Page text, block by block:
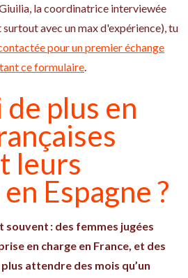
la coordinatrice interviewée
avec un max d'expérience), tu
pour un premier échange
ce formulaire
plus en
leurs
Espagne ?
: des femmes jugées
en charge en France, et des
attendre des mois qu’un